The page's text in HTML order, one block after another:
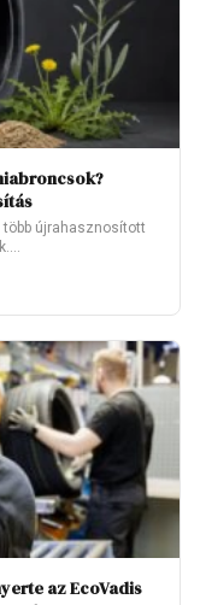
újrahasznosított
az EcoVadis